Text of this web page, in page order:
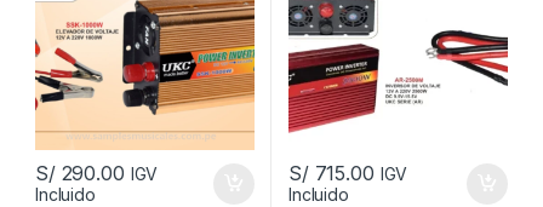
S/290.00 IGV
Incluido
S/715.00 IGV
Incluido